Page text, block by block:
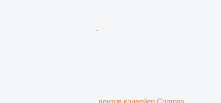
лентов конвейер Compas